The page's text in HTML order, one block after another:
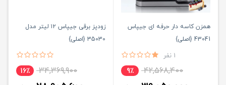
همزن کاسه دار حرفه ای جیپاس
43041 {اصلی}
1 نفر
42,568,400 9٪
زودپز برقی جیپاس ۱۲ لیتر مدل
35030 {اصلی}
34,369,900 16٪